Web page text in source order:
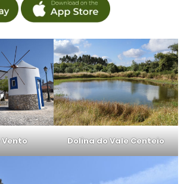
Vento Dolina do Vale Centeio